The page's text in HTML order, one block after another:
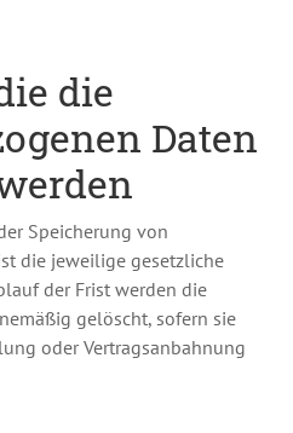
die
Daten
Speicherung von
die jeweilige gesetzliche
der Frist werden die
gelöscht, sofern sie
oder Vertragsanbahnung